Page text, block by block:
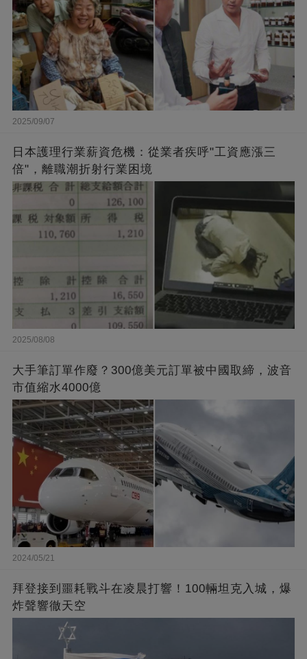
2025/09/07
日本護理行業薪資危機：從業者疾呼"工資應漲三
倍"，離職潮折射行業困境
2025/08/08
大手筆訂單作廢？300億美元訂單被中國取締，波音
市值縮水4000億
2024/05/21
拜登接到噩耗戰斗在凌晨打響！100輛坦克入城，爆
炸聲響徹天空